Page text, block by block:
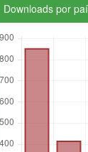
Downloads por